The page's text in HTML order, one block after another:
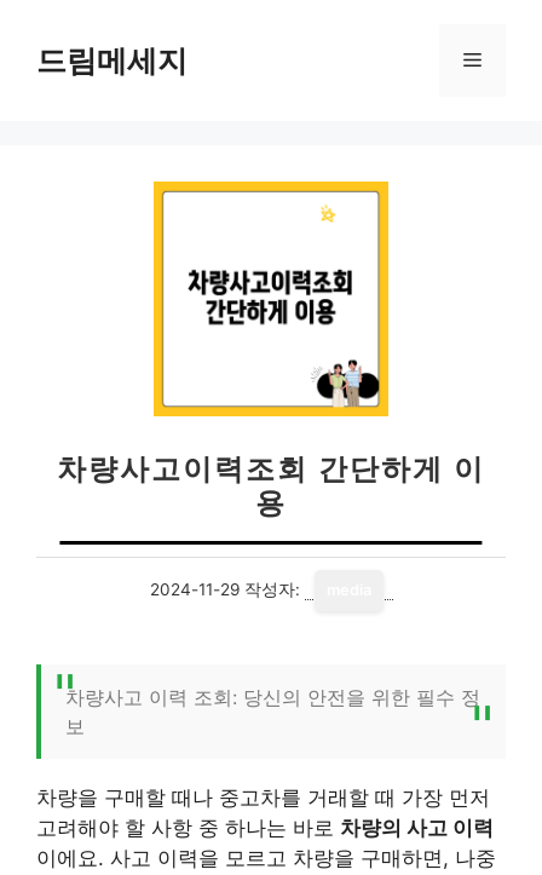
드림메세지 메
차량사고이력조회 간단하게 이
용
2024-11-29 작성자:
차량사고 이력 조회: 당신의 안전을 위한 필수 정
보
차량을 구매할 때나 중고차를 거래할 때 가장 먼저
고려해야 할 사항 중 하나는 바로 차량의 사고 이력
이에요. 사고 이력을 모르고 차량을 구매하면, 나중